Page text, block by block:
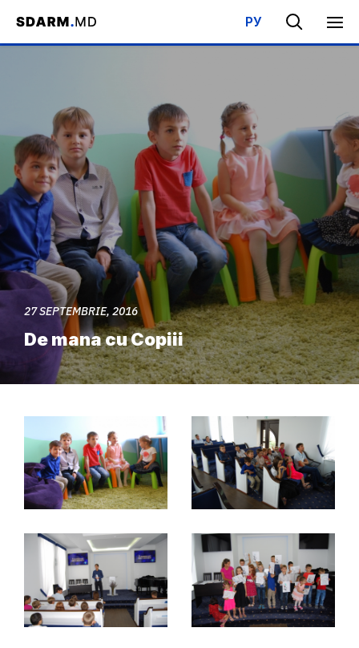
РУ
Acasa / Media / Galerie foto / De mana cu Copiii
27 SEPTEMBRIE, 2016
De mana cu Copiii